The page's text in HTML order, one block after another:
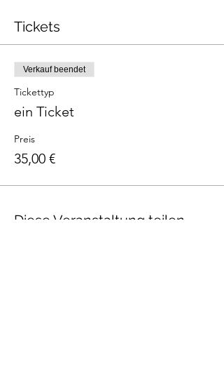
Tickets
Verkauf beendet
Tickettyp
ein Ticket
Preis
35,00 €
Diese Veranstaltung teilen